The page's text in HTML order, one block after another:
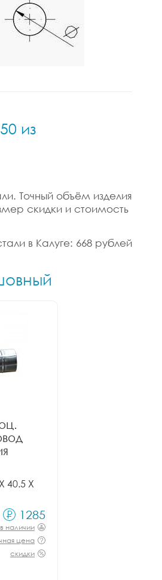
из
Точный объём изделия
скидки и стоимость
в Калуге: 668 рублей
40.5 X
1285
наличии
цена
скидки